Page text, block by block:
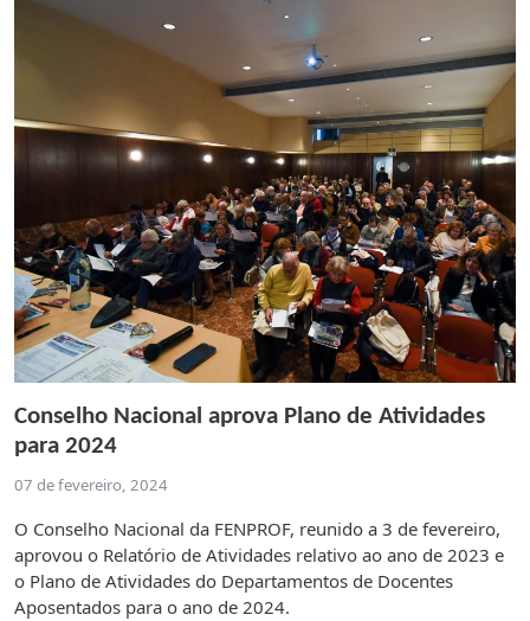
Conselho Nacional aprova Plano de Atividades
para 2024
07 de fevereiro, 2024
O Conselho Nacional da FENPROF, reunido a 3 de fevereiro,
aprovou o Relatório de Atividades relativo ao ano de 2023 e
o Plano de Atividades do Departamentos de Docentes
Aposentados para o ano de 2024.